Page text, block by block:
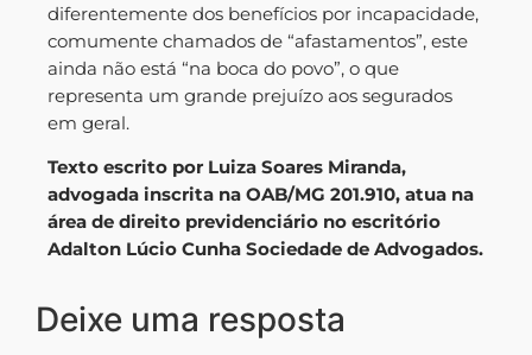
diferentemente dos benefícios por incapacidade,
comumente chamados de “afastamentos”, este
ainda não está “na boca do povo”, o que
representa um grande prejuízo aos segurados
em geral.
Texto escrito por Luiza Soares Miranda,
advogada inscrita na OAB/MG 201.910, atua na
área de direito previdenciário no escritório
Adalton Lúcio Cunha Sociedade de Advogados.
Deixe uma resposta